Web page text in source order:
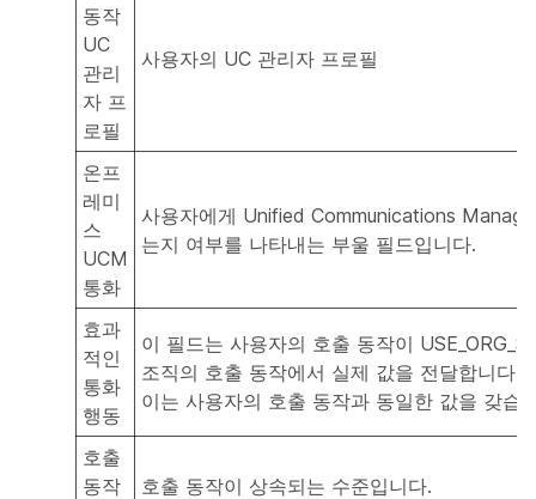
동작
UC
관리
자 프
로필
사용자의 UC 관리자 프로필
온프
레미
스
UCM
통화
사용자에게 Unified Communications
는지 여부를 나타내는 부울 필드입니다.
효과
적인
통화
행동
이 필드는 사용자의 호출 동작이
조직의 호출 동작에서 실제 값을 전달합니다.
이는 사용자의 호출 동작과 동일한 값을 갖습
호출
동작
호출 동작이 상속되는 수준입니다.